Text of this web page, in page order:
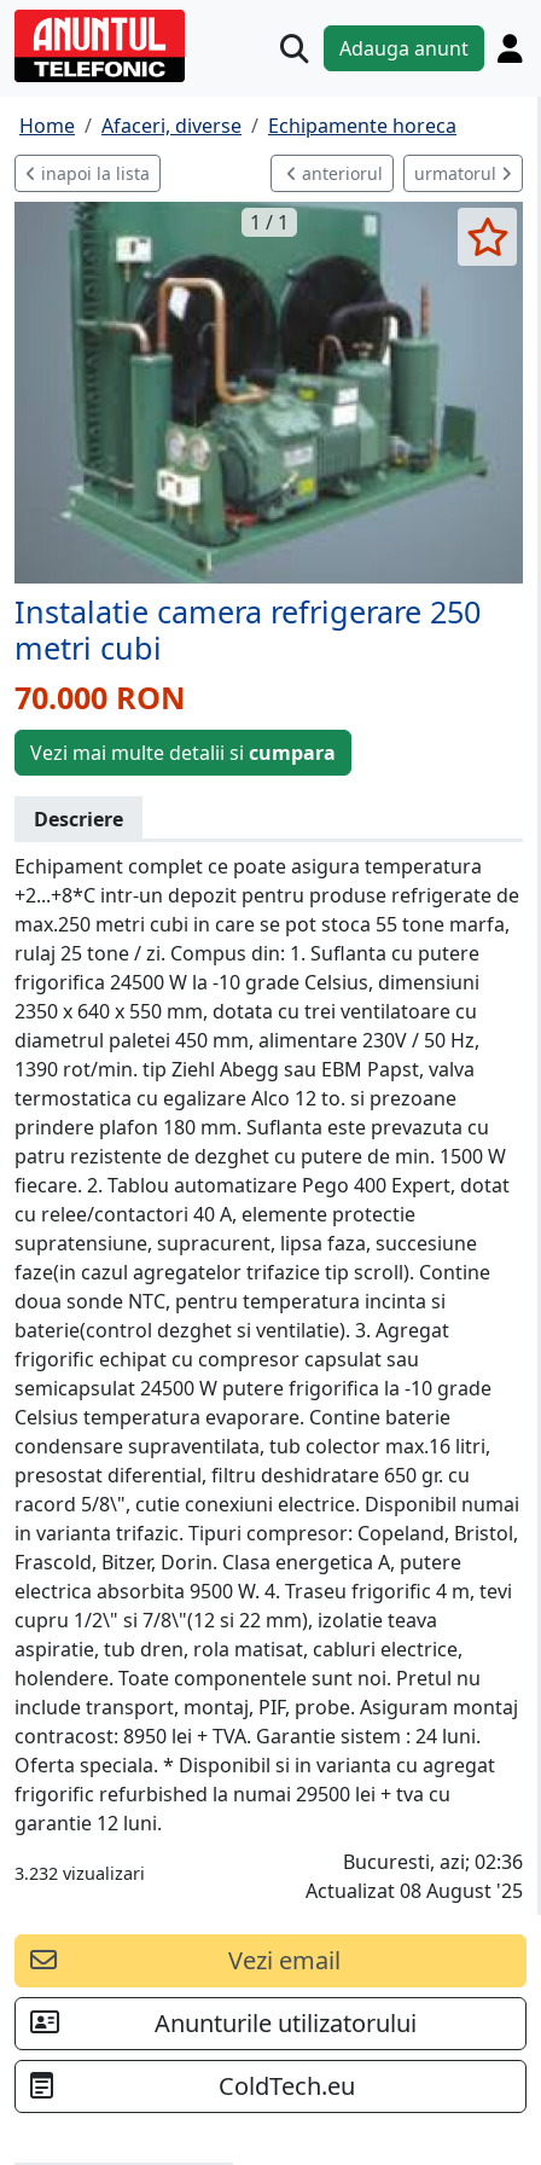
Adauga anunt
Home Afaceri, diverse Echipamente horeca
inapoi la lista anteriorul urmatorul
1 / 1
Instalatie camera refrigerare 250
metri cubi
70.000 RON
Vezi mai multe detalii si cumpara
Descriere
Echipament complet ce poate asigura temperatura
+2...+8*C intr-un depozit pentru produse refrigerate de
max.250 metri cubi in care se pot stoca 55 tone marfa,
rulaj 25 tone / zi. Compus din: 1. Suflanta cu putere
frigorifica 24500 W la -10 grade Celsius, dimensiuni
2350 x 640 x 550 mm, dotata cu trei ventilatoare cu
diametrul paletei 450 mm, alimentare 230V / 50 Hz,
1390 rot/min. tip Ziehl Abegg sau EBM Papst, valva
termostatica cu egalizare Alco 12 to. si prezoane
prindere plafon 180 mm. Suflanta este prevazuta cu
patru rezistente de dezghet cu putere de min. 1500 W
fiecare. 2. Tablou automatizare Pego 400 Expert, dotat
cu relee/contactori 40 A, elemente protectie
supratensiune, supracurent, lipsa faza, succesiune
faze(in cazul agregatelor trifazice tip scroll). Contine
doua sonde NTC, pentru temperatura incinta si
baterie(control dezghet si ventilatie). 3. Agregat
frigorific echipat cu compresor capsulat sau
semicapsulat 24500 W putere frigorifica la -10 grade
Celsius temperatura evaporare. Contine baterie
condensare supraventilata, tub colector max.16 litri,
presostat diferential, filtru deshidratare 650 gr. cu
racord 5/8\", cutie conexiuni electrice. Disponibil numai
in varianta trifazic. Tipuri compresor: Copeland, Bristol,
Frascold, Bitzer, Dorin. Clasa energetica A, putere
electrica absorbita 9500 W. 4. Traseu frigorific 4 m, tevi
cupru 1/2\" si 7/8\"(12 si 22 mm), izolatie teava
aspiratie, tub dren, rola matisat, cabluri electrice,
holendere. Toate componentele sunt noi. Pretul nu
include transport, montaj, PIF, probe. Asiguram montaj
contracost: 8950 lei + TVA. Garantie sistem : 24 luni.
Oferta speciala. * Disponibil si in varianta cu agregat
frigorific refurbished la numai 29500 lei + tva cu
garantie 12 luni.
3.232 vizualizari
Bucuresti, azi; 02:36
Actualizat 08 August '25
Vezi email
Anunturile utilizatorului
ColdTech.eu